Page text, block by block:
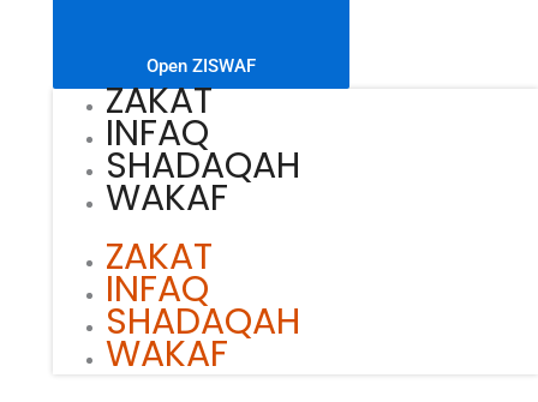
Open ZISWAF
ZAKAT
INFAQ
SHADAQAH
WAKAF
ZAKAT
INFAQ
SHADAQAH
WAKAF